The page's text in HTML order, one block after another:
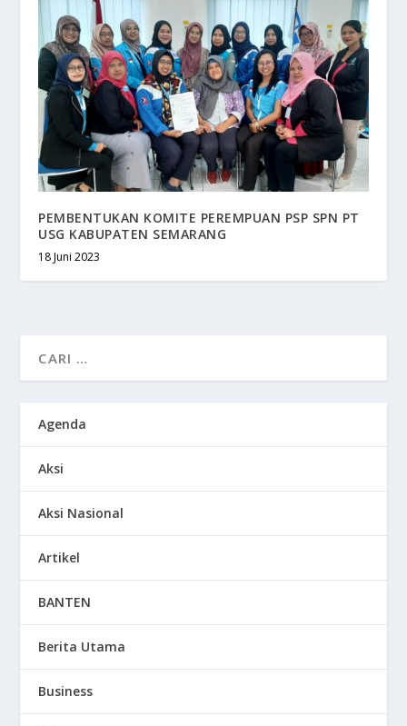
PEMBENTUKAN KOMITE PEREMPUAN PSP SPN PT
USG KABUPATEN SEMARANG
18 Juni 2023
Agenda
Aksi
Aksi Nasional
Artikel
BANTEN
Berita Utama
Business